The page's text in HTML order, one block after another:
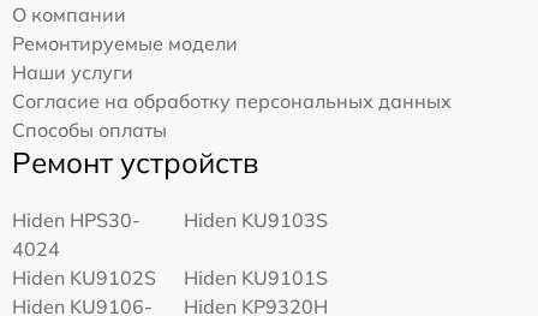
О компании
Ремонтируемые модели
Наши услуги
Согласие на обработку персональных данных
Способы оплаты
Ремонт устройств
Hiden HPS30-
4024
Hiden KU9103S
Hiden KU9102S
Hiden KU9101S
Hiden KU9106-
Hiden KP9320H